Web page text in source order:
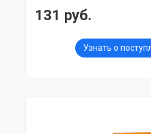
131 руб.
Узнать о